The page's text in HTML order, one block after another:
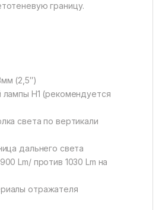
границу.
(2,5″)
лампы Н1 (рекомендуется
света по вертикали
дальнего света
Lm/ против 1030 Lm на
отражателя